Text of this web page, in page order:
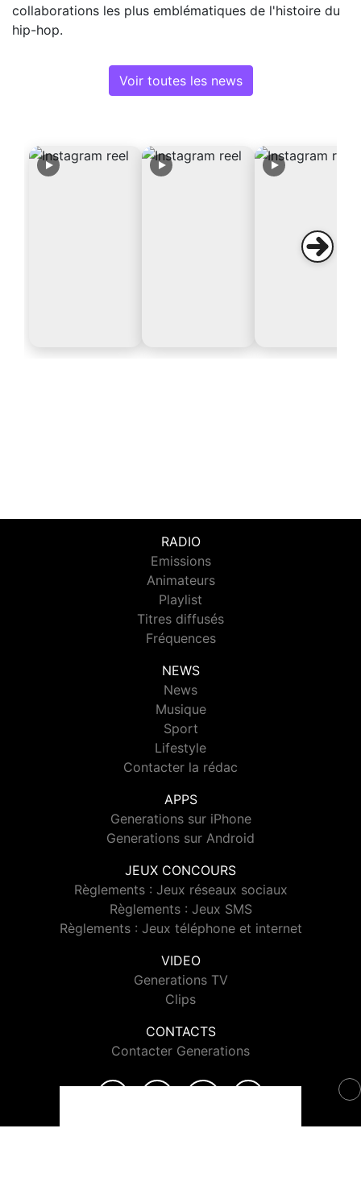
collaborations les plus emblématiques de l'histoire du
hip-hop.
Voir toutes les news
RADIO
Emissions
Animateurs
Playlist
Titres diffusés
Fréquences
NEWS
News
Musique
Sport
Lifestyle
Contacter la rédac
APPS
Generations sur iPhone
Generations sur Android
JEUX CONCOURS
Règlements : Jeux réseaux sociaux
Règlements : Jeux SMS
Règlements : Jeux téléphone et internet
VIDEO
Generations TV
Clips
CONTACTS
Contacter Generations